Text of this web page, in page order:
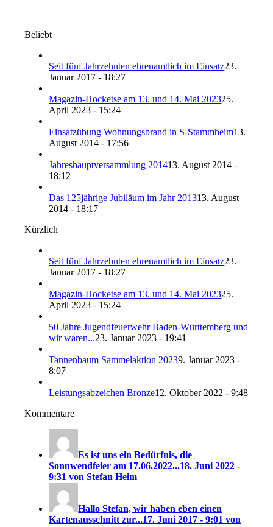
Beliebt
Seit fünf Jahrzehnten ehrenamtlich im Einsatz23.
Januar 2017 - 18:27
Magazin-Hocketse am 13. und 14. Mai 202325.
April 2023 - 15:24
Einsatzübung Wohnungsbrand in S-Stammheim13.
August 2014 - 17:56
Jahreshauptversammlung 201413. August 2014 -
18:12
Das 125jährige Jubiläum im Jahr 201313. August
2014 - 18:17
Kürzlich
Seit fünf Jahrzehnten ehrenamtlich im Einsatz23.
Januar 2017 - 18:27
Magazin-Hocketse am 13. und 14. Mai 202325.
April 2023 - 15:24
50 Jahre Jugendfeuerwehr Baden-Württemberg und
wir waren...23. Januar 2023 - 19:41
Tannenbaum Sammelaktion 20239. Januar 2023 -
8:07
Leistungsabzeichen Bronze12. Oktober 2022 - 9:48
Kommentare
Es ist uns ein Bedürfnis, die
Sonnwendfeier am 17.06.2022...18. Juni 2022 -
9:31 von Stefan Heim
Hallo Stefan, wir haben eben einen
Kartenausschnitt zur...17. Juni 2017 - 9:01 von